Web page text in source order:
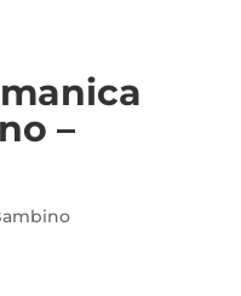
–